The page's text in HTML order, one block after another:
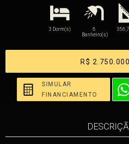
3 Dorm(s)
6
Banheiro(s)
R$
SIMULAR
FINANCIAMENTO